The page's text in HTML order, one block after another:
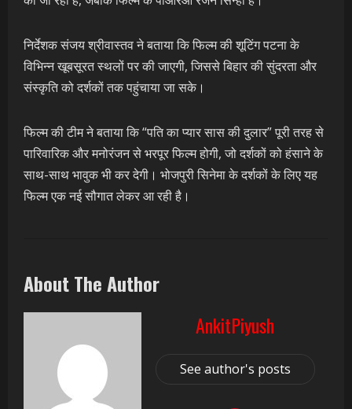
निर्देशक संजय श्रीवास्तव ने बताया कि फिल्म की शूटिंग पटना के
विभिन्न खूबसूरत स्थलों पर की जाएगी, जिससे बिहार की सुंदरता और
संस्कृति को दर्शकों तक पहुंचाया जा सके।
फिल्म की टीम ने बताया कि “पति का प्यार सास की दुलार” पूरी तरह से
पारिवारिक और मनोरंजन से भरपूर फिल्म होगी, जो दर्शकों को हंसाने के
साथ-साथ भावुक भी कर देगी। भोजपुरी सिनेमा के दर्शकों के लिए यह
फिल्म एक नई सौगात लेकर आ रही है।
About The Author
AnkitPiyush
See author's posts